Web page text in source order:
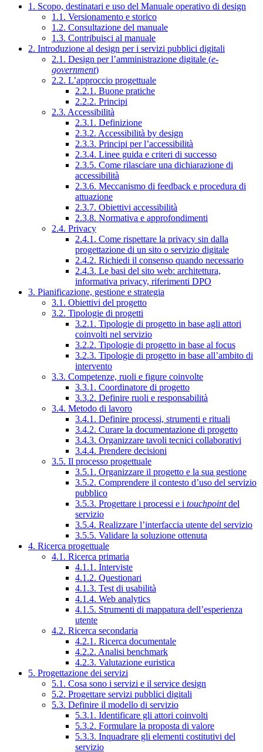
1. Scopo, destinatari e uso del Manuale operativo di design
1.1. Versionamento e storico
1.2. Consultazione del manuale
1.3. Contribuisci al manuale
2. Introduzione al design per i servizi pubblici digitali
2.1. Design per l’amministrazione digitale (e-
government)
2.2. L’approccio progettuale
2.2.1. Buone pratiche
2.2.2. Principi
2.3. Accessibilità
2.3.1. Definizione
2.3.2. Accessibilità by design
2.3.3. Principi per l’accessibilità
2.3.4. Linee guida e criteri di successo
2.3.5. Come rilasciare una dichiarazione di
accessibilità
2.3.6. Meccanismo di feedback e procedura di
attuazione
2.3.7. Obiettivi accessibilità
2.3.8. Normativa e approfondimenti
2.4. Privacy
2.4.1. Come rispettare la privacy sin dalla
progettazione di un sito o servizio digitale
2.4.2. Richiedi il consenso quando necessario
2.4.3. Le basi del sito web: architettura,
informativa privacy, riferimenti DPO
3. Pianificazione, gestione e strategia
3.1. Obiettivi del progetto
3.2. Tipologie di progetti
3.2.1. Tipologie di progetto in base agli attori
coinvolti nel servizio
3.2.2. Tipologie di progetto in base al focus
3.2.3. Tipologie di progetto in base all’ambito di
intervento
3.3. Competenze, ruoli e figure coinvolte
3.3.1. Coordinatore di progetto
3.3.2. Definire ruoli e responsabilità
3.4. Metodo di lavoro
3.4.1. Definire processi, strumenti e rituali
3.4.2. Curare la documentazione di progetto
3.4.3. Organizzare tavoli tecnici collaborativi
3.4.4. Prendere decisioni
3.5. Il processo progettuale
3.5.1. Organizzare il progetto e la sua gestione
3.5.2. Comprendere il contesto d’uso del servizio
pubblico
3.5.3. Progettare i processi e i touchpointdel
servizio
3.5.4. Realizzare l’interfaccia utente del servizio
3.5.5. Validare la soluzione ottenuta
4. Ricerca progettuale
4.1. Ricerca primaria
4.1.1. Interviste
4.1.2. Questionari
4.1.3. Test di usabilità
4.1.4. Web analytics
4.1.5. Strumenti di mappatura dell’esperienza
utente
4.2. Ricerca secondaria
4.2.1. Ricerca documentale
4.2.2. Analisi benchmark
4.2.3. Valutazione euristica
5. Progettazione dei servizi
5.1. Cosa sono i servizi e il service design
5.2. Progettare servizi pubblici digitali
5.3. Definire il modello di servizio
5.3.1. Identificare gli attori coinvolti
5.3.2. Formulare la proposta di valore
5.3.3. Inquadrare gli elementi costitutivi del
servizio